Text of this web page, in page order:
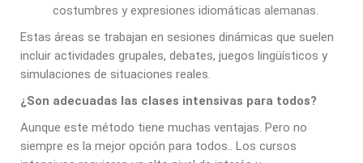
costumbres y expresiones idiomáticas alemanas.
Estas áreas se trabajan en sesiones dinámicas que suelen
incluir actividades grupales, debates, juegos lingüísticos y
simulaciones de situaciones reales.
¿Son adecuadas las clases intensivas para todos?
Aunque este método tiene muchas ventajas. Pero no
siempre es la mejor opción para todos.. Los cursos